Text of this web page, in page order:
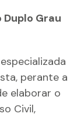
Grau
perante a
elaborar o
Civil,